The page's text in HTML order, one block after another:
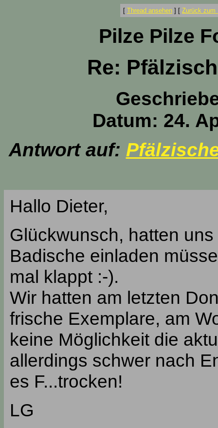
[ Thread ansehen ] [ Zurück zum
Pilze Pilze
Re:
Datum: 24.
Antwort auf:
Hallo Dieter,
Glückwunsch, hatten
Badische einladen
mal klappt :-).
Wir hatten am letzten
frische Exemplare, am
keine Möglichkeit die
allerdings schwer nach
es F...trocken!
LG